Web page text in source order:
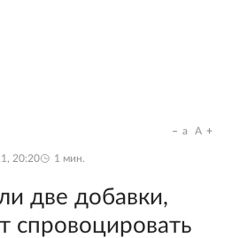
20:20 1 мин.
a A
две добавки,
спровоцировать